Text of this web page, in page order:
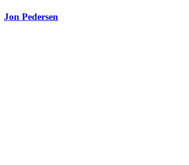
Jon Pedersen